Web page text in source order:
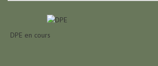
DPE en cours